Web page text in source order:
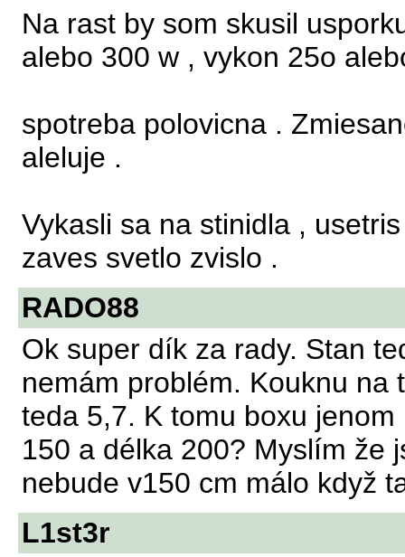
Na rast by som skusil
alebo 300 w , vykon 25o
spotreba polovicna .
aleluje .
Vykasli sa na stinidla ,
zaves svetlo zvislo .
RADO88
Ok super dík za rady. Stan
nemám problém. Kouknu na
teda 5,7. K tomu boxu
150 a délka 200? Myslím že
nebude v150 cm málo když
L1st3r